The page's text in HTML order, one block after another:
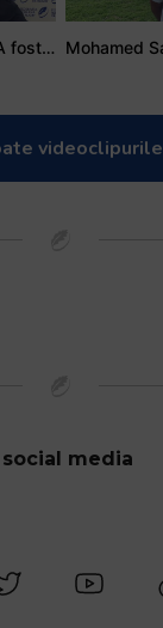
Stejarul Iulian Hartig: A fost un turneu care a unit mai mult echipa
videoclipurile
media